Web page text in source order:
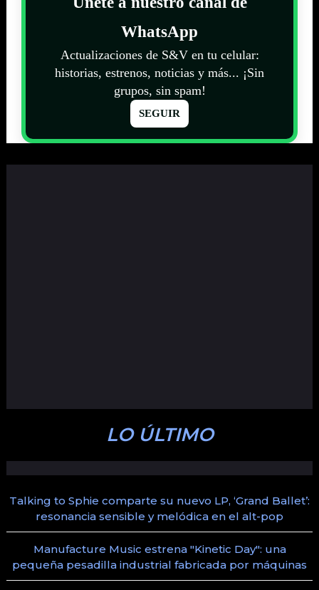
WhatsApp
Actualizaciones de S&V en tu celular:
historias, estrenos, noticias y más... ¡Sin
grupos, sin spam!
SEGUIR
LO ÚLTIMO
Talking to Sphie comparte su nuevo LP, ‘Grand Ballet’:
resonancia sensible y melódica en el alt-pop
Manufacture Music estrena "Kinetic Day": una
pequeña pesadilla industrial fabricada por máquinas